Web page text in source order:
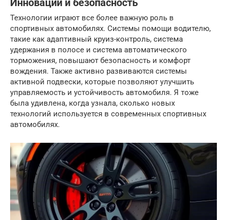
Инновации и безопасность
Технологии играют все более важную роль в
спортивных автомобилях. Системы помощи водителю,
такие как адаптивный круиз-контроль, система
удержания в полосе и система автоматического
торможения, повышают безопасность и комфорт
вождения. Также активно развиваются системы
активной подвески, которые позволяют улучшить
управляемость и устойчивость автомобиля. Я тоже
была удивлена, когда узнала, сколько новых
технологий используется в современных спортивных
автомобилях.